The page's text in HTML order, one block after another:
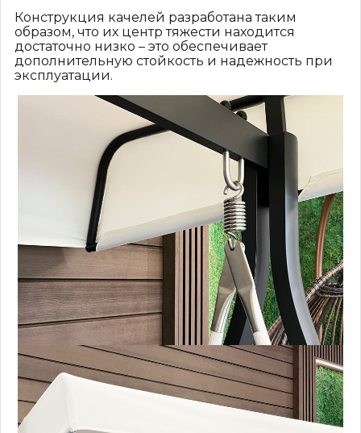
Конструкция качелей разработана таким
образом, что их центр тяжести находится
достаточно низко – это обеспечивает
дополнительную стойкость и надежность при
эксплуатации.